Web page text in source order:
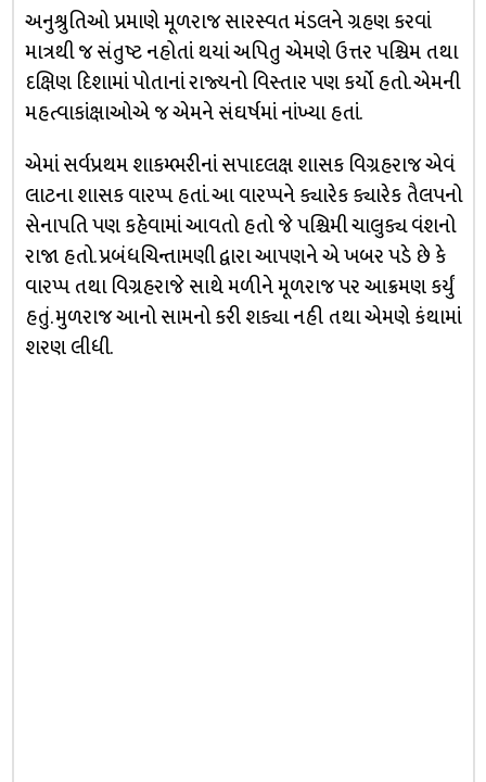
અનુશ્રુતિઓ પ્રમાણે મૂળરાજ સારસ્વત મંડલને ગ્રહણ કરવાં
માત્રથી જ સંતુષ્ટ નહોતાં થયાં અપિતુ એમણે ઉત્તર પશ્ચિમ તથા
દક્ષિણ દિશામાં પોતાનાં રાજ્યનો વિસ્તાર પણ કર્યો હતો. એમની
મહત્વાકાંક્ષાઓએ જ એમને સંઘર્ષમાં નાંખ્યા હતાં.
એમાં સર્વપ્રથમ શાકમ્ભરીનાં સપાદલક્ષ શાસક વિગ્રહરાજ એવં
લાટના શાસક વારપ્પ હતાં. આ વારપ્પને ક્યારેક ક્યારેક તૈલપનો
સેનાપતિ પણ કહેવામાં આવતો હતો જે પશ્ચિમી ચાલુક્ય વંશનો
રાજા હતો. પ્રબંધચિન્તામણી દ્વારા આપણને એ ખબર પડે છે કે
વારપ્પ તથા વિગ્રહરાજે સાથે મળીને મૂળરાજ પર આક્રમણ કર્યું
હતું. મુળરાજ આનો સામનો કરી શક્યા નહી તથા એમણે કંથામાં
શરણ લીધી.